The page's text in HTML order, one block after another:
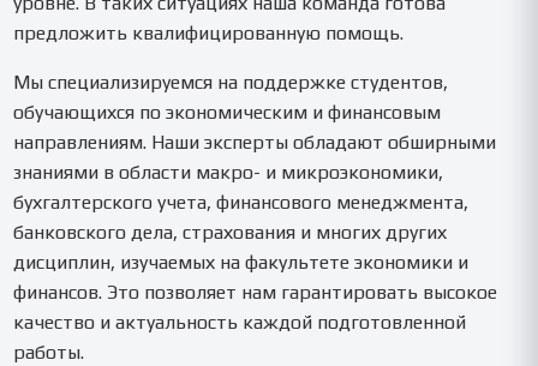
предложить квалифицированную помощь.
Мы специализируемся на поддержке студентов,
обучающихся по экономическим и финансовым
направлениям. Наши эксперты обладают обширными
знаниями в области макро- и микроэкономики,
бухгалтерского учета, финансового менеджмента,
банковского дела, страхования и многих других
дисциплин, изучаемых на факультете экономики и
финансов. Это позволяет нам гарантировать высокое
качество и актуальность каждой подготовленной
работы.